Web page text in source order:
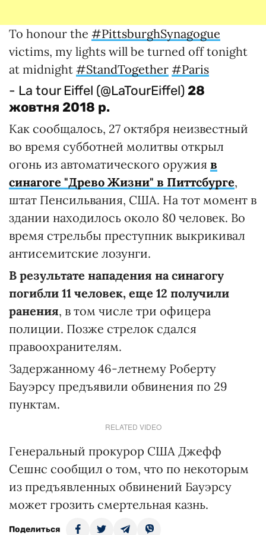
To honour the #PittsburghSynagogue
victims, my lights will be turned off tonight
at midnight #StandTogether #Paris
- La tour Eiffel (@LaTourEiffel) 28
жовтня 2018 р.
Как сообщалось, 27 октября неизвестный
во время субботней молитвы открыл
огонь из автоматического оружия в
синагоге "Древо Жизни" в Питтсбурге,
штат Пенсильвания, США. На тот момент в
здании находилось около 80 человек. Во
время стрельбы преступник выкрикивал
антисемитские лозунги.
В результате нападения на синагогу
погибли 11 человек, еще 12 получили
ранения, в том числе три офицера
полиции. Позже стрелок сдался
правоохранителям.
Задержанному 46-летнему Роберту
Бауэрсу предъявили обвинения по 29
пунктам.
RELATED VIDEO
Генеральный прокурор США Джефф
Сешнс сообщил о том, что по некоторым
из предъявленных обвинений Бауэрсу
может грозить смертельная казнь.
Поделиться